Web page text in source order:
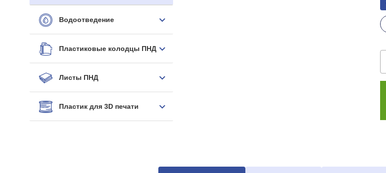
Водоотведение
Пластиковые колодцы ПНД
Листы ПНД
Пластик для 3D печати